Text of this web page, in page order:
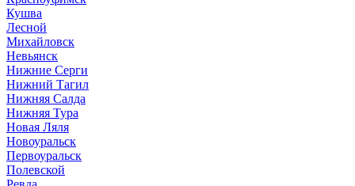
Кушва
Лесной
Михайловск
Невьянск
Нижние Серги
Нижний Тагил
Нижняя Салда
Нижняя Тура
Новая Ляля
Новоуральск
Первоуральск
Полевской